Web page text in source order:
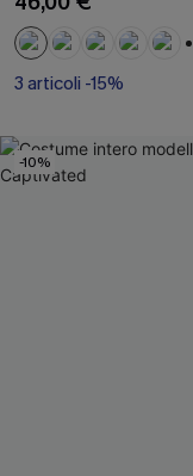
3 articoli -15%
-10%